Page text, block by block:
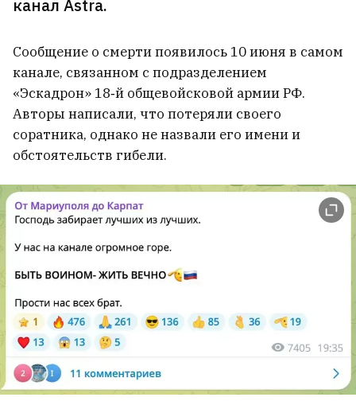
канал Astra.
Сообщение о смерти появилось 10 июня в самом
канале, связанном с подразделением
«Эскадрон» 18‑й общевойсковой армии РФ.
Авторы написали, что потеряли своего
соратника, однако не назвали его имени и
обстоятельств гибели.
окна». Жодинцы жалуются: в
«Об этот трамплин можно
убиваться каждый день».
Известный тренер погиб на
велотренировке из-за
неожиданного препятствия